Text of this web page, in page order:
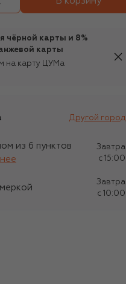
чёрной карты и 8%
карты
на карту ЦУМа
Другой город
из 6 пунктов
Завтра
c 15:00
Завтра
c 10:00